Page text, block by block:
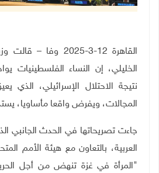
القاهرة 12-3-2025
الخليلي، إن النساء الفلسطينيات
نتيجة الاحتلال الإسرائيلي،
المجالات، ويفرض واقعا مأساويا،
جاءت تصريحاتها في الحدث الجانبي
العربية، بالتعاون مع هيئة الأمم
"المرأة في غزة تنهض من أجل